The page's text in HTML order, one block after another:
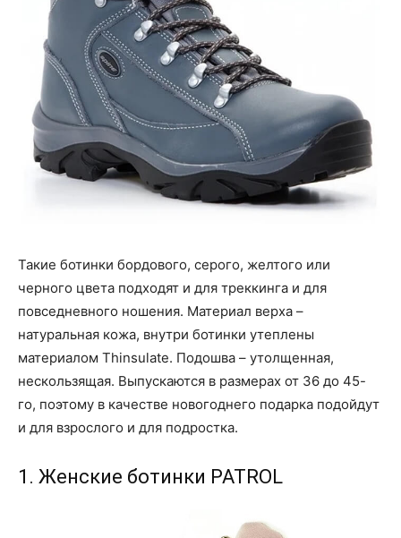
Такие ботинки бордового, серого, желтого или
черного цвета подходят и для треккинга и для
повседневного ношения. Материал верха –
натуральная кожа, внутри ботинки утеплены
материалом Thinsulate. Подошва – утолщенная,
нескользящая. Выпускаются в размерах от 36 до 45-
го, поэтому в качестве новогоднего подарка подойдут
и для взрослого и для подростка.
1. Женские ботинки PATROL